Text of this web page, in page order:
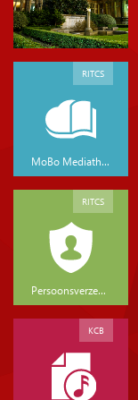
MoBo Mediatheek
RITCS
Persoonsverzekeringen
RITCS
KCB